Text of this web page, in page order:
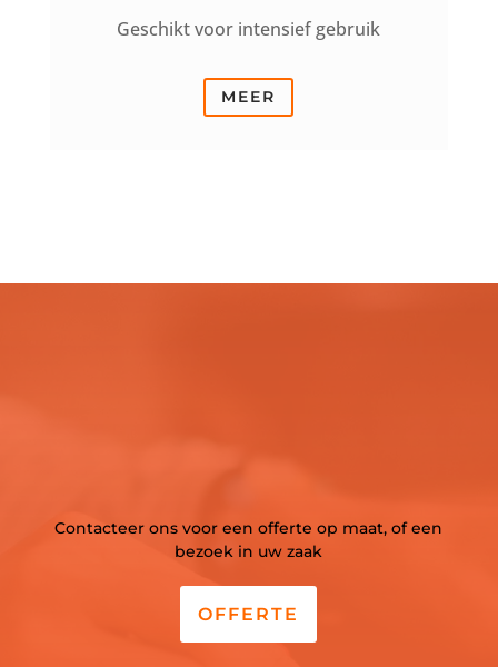
Geschikt voor intensief gebruik
MEER
Contacteer ons voor een offerte op maat, of een
bezoek in uw zaak
OFFERTE